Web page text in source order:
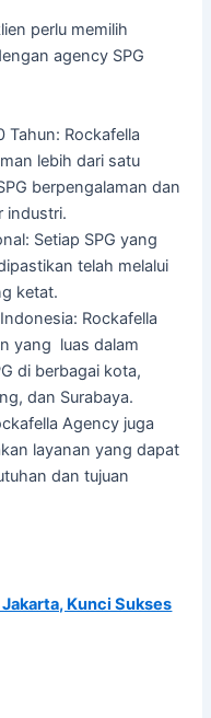
perlu memilih
agency SPG
Tahun: Rockafella
lebih dari satu
berpengalaman dan
industri.
Setiap SPG yang
telah melalui
ketat.
Rockafella
yang luas dalam
di berbagai kota,
dan Surabaya.
Agency juga
layanan yang dapat
dan tujuan
Kunci Sukses